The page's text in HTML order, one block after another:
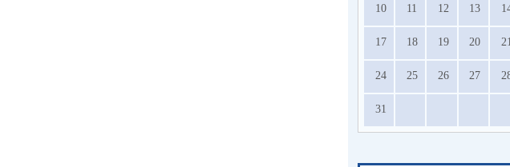
10 11 12 13
17 18 19 20
24 25 26 27
31